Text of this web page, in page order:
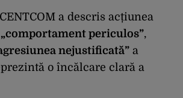
a descris acțiunea
„comportament periculos”,
nejustificată” a
o încălcare clară a